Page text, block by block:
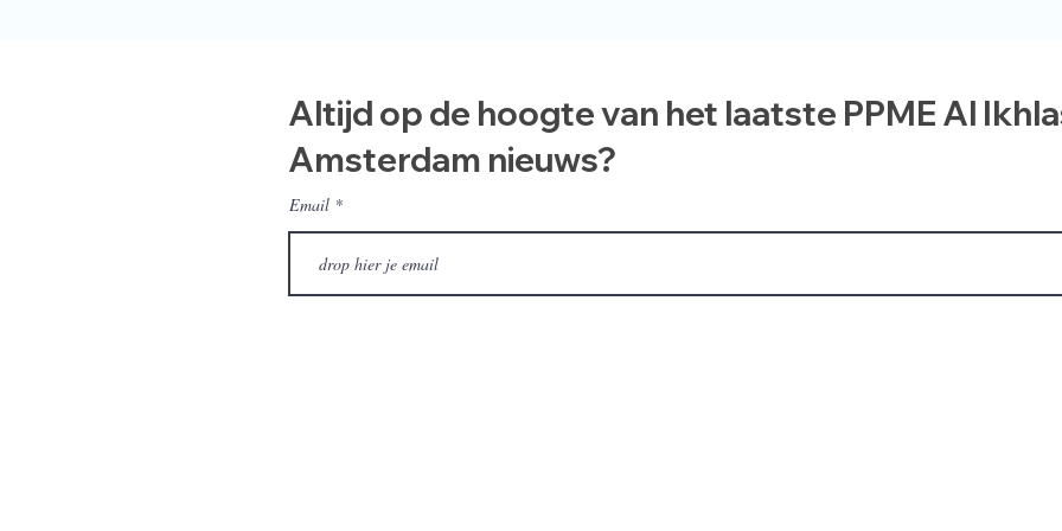
Altijd op de hoogte van het laatste PPME Al
Amsterdam nieuws?
Email